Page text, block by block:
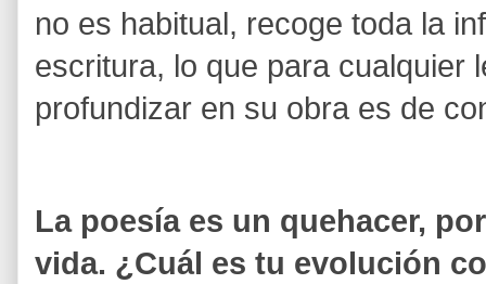
no es habitual, recoge toda la
escritura, lo que para cualquier
profundizar en su obra es de
La poesía es un quehacer,
vida. ¿Cuál es tu evolución